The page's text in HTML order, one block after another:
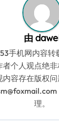
由
手机网内容
者个人观点绝
内容存在版权
理。